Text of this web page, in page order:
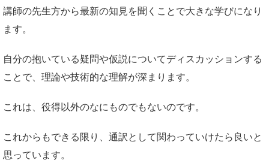
講師の先生方から最新の知見を聞くことで大きな学びになり
ます。
自分の抱いている疑問や仮説についてディスカッションする
ことで、理論や技術的な理解が深まります。
これは、役得以外のなにものでもないのです。
これからもできる限り、通訳として関わっていけたら良いと
思っています。